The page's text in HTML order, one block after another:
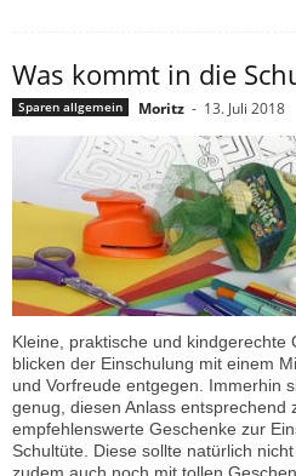
Was kommt in die
Sparen allgemein Moritz - 13. Juli 2018
Kleine, praktische und kindgerechte
blicken der Einschulung mit einem
und Vorfreude entgegen. Immerhin
genug, diesen Anlass entsprechend
empfehlenswerte Geschenke zur
Schultüte. Diese sollte natürlich